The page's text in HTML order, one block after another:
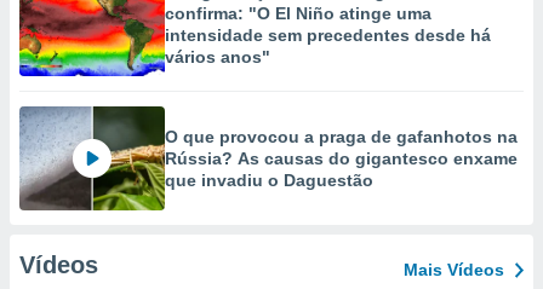
confirma: "O El Niño atinge uma
intensidade sem precedentes desde há
vários anos"
O que provocou a praga de gafanhotos na
Rússia? As causas do gigantesco enxame
que invadiu o Daguestão
Vídeos Mais Vídeos